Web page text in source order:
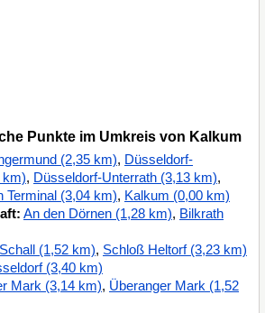
Punkte im Umkreis von Kalkum
(2,35 km), Düsseldorf-
km), Düsseldorf-Unterrath (3,13 km),
Terminal (3,04 km), Kalkum (0,00 km)
An den Dörnen (1,28 km), Bilkrath
(1,52 km), Schloß Heltorf (3,23 km)
(3,40 km)
Mark (3,14 km), Überanger Mark (1,52